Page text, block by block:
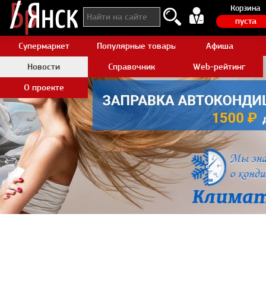
Корзина
пуста
Супермаркет Популярные товары AliexpressАфиша
Новости
Справочник
Web-рейтинг
О проекте